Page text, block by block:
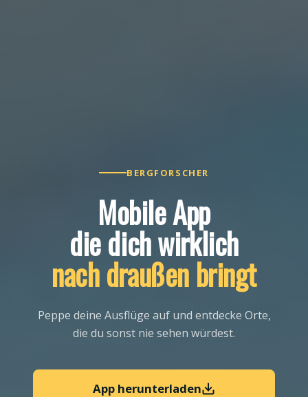
BERGFORSCHER
Mobile App
die dich wirklich
nach draußen bringt
Peppe deine Ausflüge auf und entdecke Orte,
die du sonst nie sehen würdest.
App herunterladen